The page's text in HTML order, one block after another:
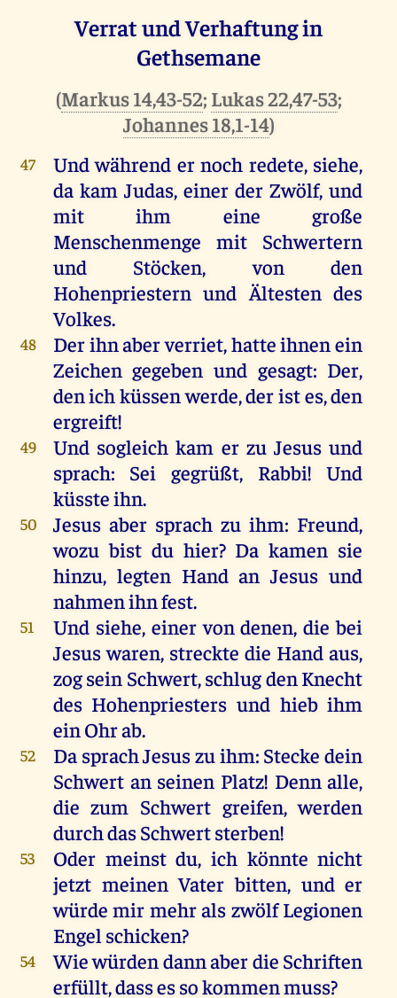
Verrat und Verhaftung in
Gethsemane
(Markus 14,43-52; Lukas 22,47-53;
Johannes 18,1-14)
47 Undwährend er noch redete, siehe,
da kam Judas,einer der Zwölf,und
mit
ihm eine
große
Menschenmenge mit
Schwertern
undStöcken,von
den
Hohenpriestern und Ältesten des
Volkes.
48 Derihnaberverriet,hatteihnenein
Zeichen gegeben und gesagt: Der,
denichküssenwerde,deristes,den
ergreift!
49 Undsogleichkam er zu Jesus und
sprach: Sei gegrüßt, Rabbi!Und
küssteihn.
50 Jesus aber sprach zu ihm: Freund,
wozu bist du hier? Da kamen sie
hinzu, legten Hand an Jesus und
nahmenihnfest.
51 Und siehe, einer von denen,die bei
Jesus waren, streckte die Hand aus,
zogsein Schwert,schlugdenKnecht
des Hohenpriesters und hieb ihm
einOhrab.
52 Da sprachJesuszuihm: Stecke dein
Schwert an seinen Platz! Denn alle,
die zum Schwert greifen,werden
durchdasSchwertsterben!
53 Oder meinst du, ich könnte nicht
jetzt meinen Vater bitten, und er
würde mir mehrals zwölf Legionen
Engel schicken?
54 Wiewürdendannaberdie Schriften
erfüllt, dassessokommenmuss?